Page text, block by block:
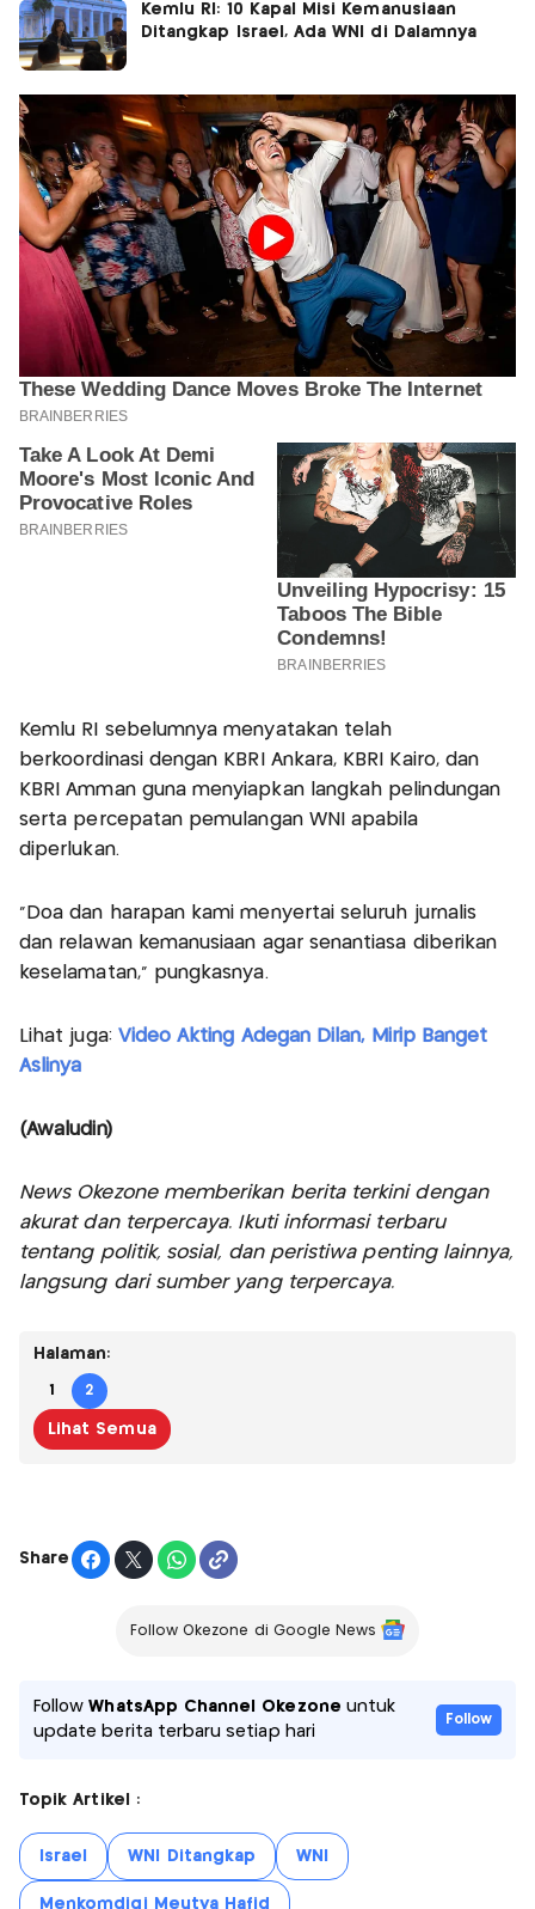
Kemlu RI: 10 Kapal Misi Kemanusiaan
Ditangkap Israel, Ada WNI di Dalamnya
Kemlu RI sebelumnya menyatakan telah
berkoordinasi dengan KBRI Ankara, KBRI Kairo, dan
KBRI Amman guna menyiapkan langkah pelindungan
serta percepatan pemulangan WNI apabila
diperlukan.
“Doa dan harapan kami menyertai seluruh jurnalis
dan relawan kemanusiaan agar senantiasa diberikan
keselamatan,” pungkasnya.
Lihat juga: Video Akting Adegan Dilan, Mirip Banget
Aslinya
(Awaludin)
News Okezone memberikan berita terkini dengan
akurat dan terpercaya. Ikuti informasi terbaru
tentang politik, sosial, dan peristiwa penting lainnya,
langsung dari sumber yang terpercaya.
Halaman:
1 2
Lihat Semua
Share
Follow Okezone di Google News
FollowWhatsApp Channel Okezone untuk
update berita terbaru setiap hari
Follow
Topik Artikel :
Israel WNI Ditangkap WNI
Menkomdigi Meutya Hafid